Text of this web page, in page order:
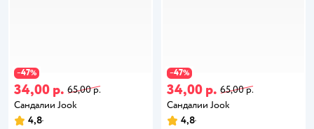
−47%
34,00 р. 65,00 р.
Сандалии Jook
4,8
−47%
34,00 р. 65,00 р.
Сандалии Jook
4,8